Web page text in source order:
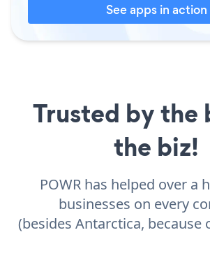
See apps in action
Trusted by the
the biz!
POWR has helped over a
businesses on every
(besides Antarctica, because